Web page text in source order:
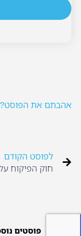
אהבתם את הפוסט?
לפוסט הקודם
פוסטים